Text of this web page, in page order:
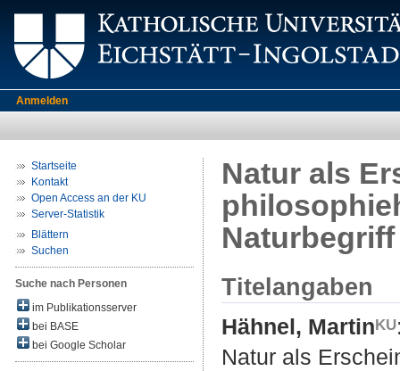
Anmelden
Startseite
Kontakt
Open Access an der KU
Server-Statistik
Blättern
Suchen
Suche nach Personen
im Publikationsserver
bei BASE
bei Google Scholar
Natur als
Naturbegriff
Titelangaben
Hähnel, Martin
Natur als